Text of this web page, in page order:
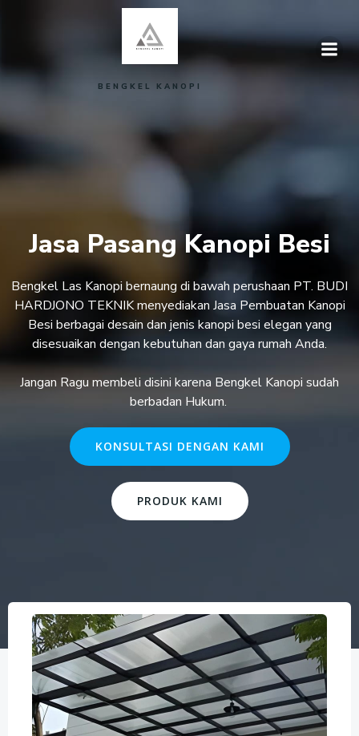
to
BENGKEL KANOPI
Jasa Pasang Kanopi Besi
Bengkel Las Kanopi bernaung di bawah perushaan PT. BUDI
HARDJONO TEKNIK menyediakan Jasa Pembuatan Kanopi
Besi berbagai desain dan jenis kanopi besi elegan yang
disesuaikan dengan kebutuhan dan gaya rumah Anda.
Jangan Ragu membeli disini karena Bengkel Kanopi sudah
berbadan Hukum.
KONSULTASI DENGAN KAMI
PRODUK KAMI